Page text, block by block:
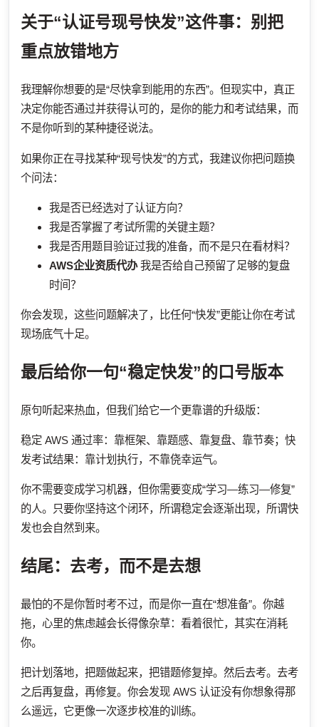
关于“认证号现号快发”这件事：别把
重点放错地方
我理解你想要的是“尽快拿到能用的东西”。但现实中，真正
决定你能否通过并获得认可的，是你的能力和考试结果，而
不是你听到的某种捷径说法。
如果你正在寻找某种“现号快发”的方式，我建议你把问题换
个问法：
我是否已经选对了认证方向？
我是否掌握了考试所需的关键主题？
我是否用题目验证过我的准备，而不是只在看材料？
AWS企业资质代办我是否给自己预留了足够的复盘
时间？
你会发现，这些问题解决了，比任何“快发”更能让你在考试
现场底气十足。
最后给你一句“稳定快发”的口号版本
原句听起来热血，但我们给它一个更靠谱的升级版：
稳定 AWS 通过率：靠框架、靠题感、靠复盘、靠节奏；快
发考试结果：靠计划执行，不靠侥幸运气。
你不需要变成学习机器，但你需要变成“学习—练习—修复”
的人。只要你坚持这个闭环，所谓稳定会逐渐出现，所谓快
发也会自然到来。
结尾：去考，而不是去想
最怕的不是你暂时考不过，而是你一直在“想准备”。你越
拖，心里的焦虑越会长得像杂草：看着很忙，其实在消耗
你。
把计划落地，把题做起来，把错题修复掉。然后去考。去考
之后再复盘，再修复。你会发现 AWS 认证没有你想象得那
么遥远，它更像一次逐步校准的训练。